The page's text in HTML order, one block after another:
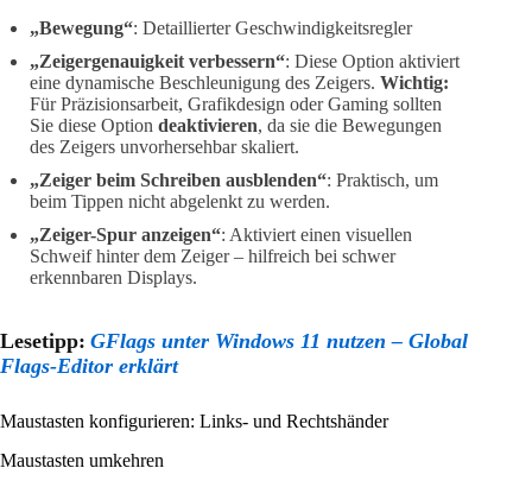
„Bewegung“: Detaillierter Geschwindigkeitsregler
„Zeigergenauigkeit verbessern“: Diese Option aktiviert
eine dynamische Beschleunigung des Zeigers. Wichtig:
Für Präzisionsarbeit, Grafikdesign oder Gaming sollten
Sie diese Option deaktivieren, da sie die Bewegungen
des Zeigers unvorhersehbar skaliert.
„Zeiger beim Schreiben ausblenden“: Praktisch, um
beim Tippen nicht abgelenkt zu werden.
„Zeiger-Spur anzeigen“: Aktiviert einen visuellen
Schweif hinter dem Zeiger – hilfreich bei schwer
erkennbaren Displays.
Lesetipp: GFlags unter Windows 11 nutzen – Global
Flags-Editor erklärt
Maustasten konfigurieren: Links- und Rechtshänder
Maustasten umkehren